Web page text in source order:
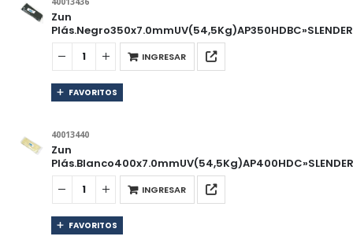
Zun
INGRESAR
FAVORITOS
40013440
Zun
INGRESAR
FAVORITOS